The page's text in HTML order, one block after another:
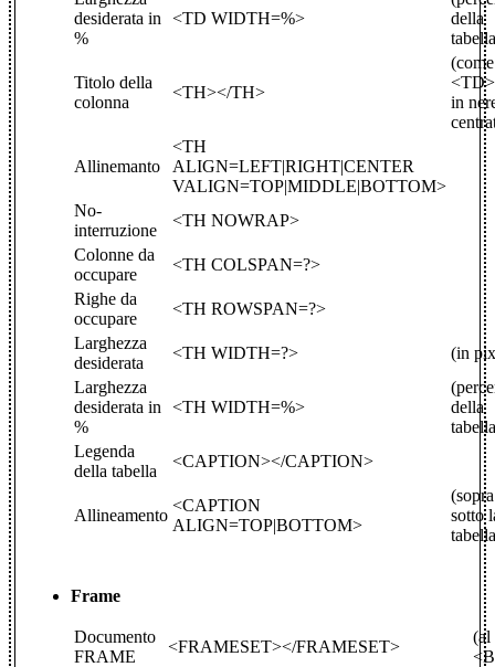
desiderata in
%
<TD WIDTH=%>
della
Titolo della
colonna
<TH></TH>
(come
in
Allinemanto
<TH
ALIGN=LEFT|RIGHT|CENTER
VALIGN=TOP|MIDDLE|BOTTOM>
No-
interruzione
<TH NOWRAP>
Colonne da
occupare
<TH COLSPAN=?>
Righe da
occupare
<TH ROWSPAN=?>
Larghezza
desiderata
<TH WIDTH=?>
(in
Larghezza
desiderata in
%
<TH WIDTH=%>
della
Legenda
della tabella
<CAPTION></CAPTION>
Allineamento
<CAPTION
ALIGN=TOP|BOTTOM>
sotto
Frame
Documento
FRAME
<FRAMESET></FRAMESET>
(al